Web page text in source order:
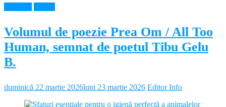
Volumul de poezie Prea Om / All Too
Human, semnat de poetul Tibu Gelu
B.
duminică 22 martie 2026luni 23 martie 2026 Editor Info